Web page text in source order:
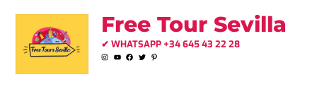
Free Tour Sevilla
✔ WHATSAPP +34 645 43 22 28